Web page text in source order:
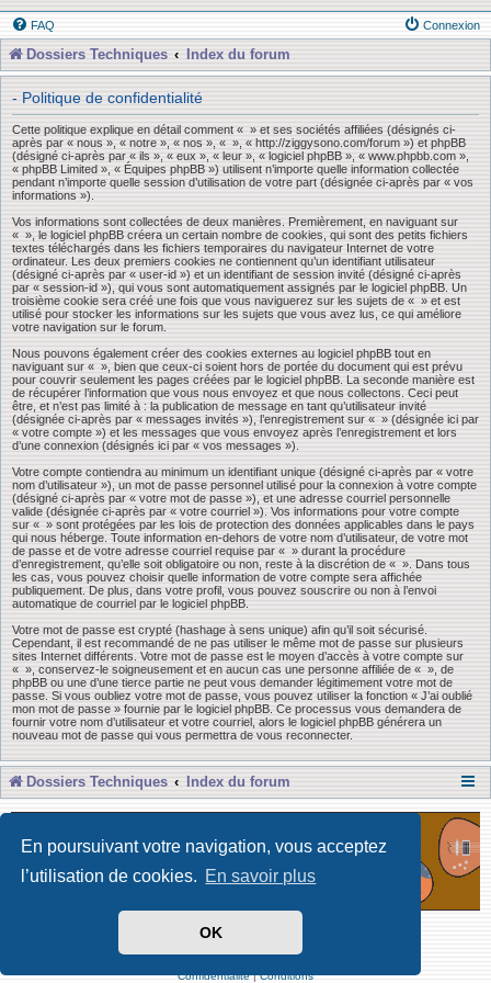
En poursuivant votre navigation, vous acceptez
l’utilisation de cookies. En savoir plus
OK
FAQ Connexion
Dossiers Techniques Index du forum
- Politique de confidentialité
Cette politique explique en détail comment « » et ses sociétés affiliées (désignés ci-
après par « nous », « notre », « nos », « », « http://ziggysono.com/forum ») et phpBB
(désigné ci-après par « ils », « eux », « leur », « logiciel phpBB », « www.phpbb.com »,
« phpBB Limited », « Équipes phpBB ») utilisent n’importe quelle information collectée
pendant n’importe quelle session d’utilisation de votre part (désignée ci-après par « vos
informations »).
Vos informations sont collectées de deux manières. Premièrement, en naviguant sur
« », le logiciel phpBB créera un certain nombre de cookies, qui sont des petits fichiers
textes téléchargés dans les fichiers temporaires du navigateur Internet de votre
ordinateur. Les deux premiers cookies ne contiennent qu’un identifiant utilisateur
(désigné ci-après par « user-id ») et un identifiant de session invité (désigné ci-après
par « session-id »), qui vous sont automatiquement assignés par le logiciel phpBB. Un
troisième cookie sera créé une fois que vous naviguerez sur les sujets de « » et est
utilisé pour stocker les informations sur les sujets que vous avez lus, ce qui améliore
votre navigation sur le forum.
Nous pouvons également créer des cookies externes au logiciel phpBB tout en
naviguant sur « », bien que ceux-ci soient hors de portée du document qui est prévu
pour couvrir seulement les pages créées par le logiciel phpBB. La seconde manière est
de récupérer l’information que vous nous envoyez et que nous collectons. Ceci peut
être, et n’est pas limité à : la publication de message en tant qu’utilisateur invité
(désignée ci-après par « messages invités »), l’enregistrement sur « » (désignée ici par
« votre compte ») et les messages que vous envoyez après l’enregistrement et lors
d’une connexion (désignés ici par « vos messages »).
Votre compte contiendra au minimum un identifiant unique (désigné ci-après par « votre
nom d’utilisateur »), un mot de passe personnel utilisé pour la connexion à votre compte
(désigné ci-après par « votre mot de passe »), et une adresse courriel personnelle
valide (désignée ci-après par « votre courriel »). Vos informations pour votre compte
sur « » sont protégées par les lois de protection des données applicables dans le pays
qui nous héberge. Toute information en-dehors de votre nom d’utilisateur, de votre mot
de passe et de votre adresse courriel requise par « » durant la procédure
d’enregistrement, qu’elle soit obligatoire ou non, reste à la discrétion de « ». Dans tous
les cas, vous pouvez choisir quelle information de votre compte sera affichée
publiquement. De plus, dans votre profil, vous pouvez souscrire ou non à l’envoi
automatique de courriel par le logiciel phpBB.
Votre mot de passe est crypté (hashage à sens unique) afin qu’il soit sécurisé.
Cependant, il est recommandé de ne pas utiliser le même mot de passe sur plusieurs
sites Internet différents. Votre mot de passe est le moyen d’accès à votre compte sur
« », conservez-le soigneusement et en aucun cas une personne affiliée de « », de
phpBB ou une d’une tierce partie ne peut vous demander légitimement votre mot de
passe. Si vous oubliez votre mot de passe, vous pouvez utiliser la fonction « J’ai oublié
mon mot de passe » fournie par le logiciel phpBB. Ce processus vous demandera de
fournir votre nom d’utilisateur et votre courriel, alors le logiciel phpBB générera un
nouveau mot de passe qui vous permettra de vous reconnecter.
Dossiers Techniques Index du forum
Développé par Forum Software © phpBB Limited
Traduit par phpBB-fr
Confidentialité|Conditions